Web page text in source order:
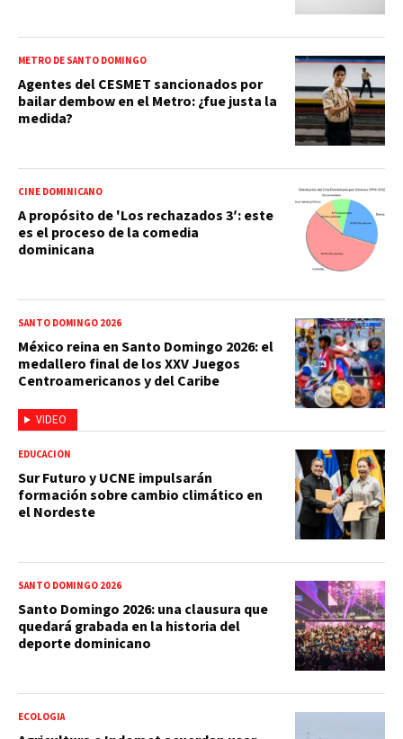
METRO DE SANTO DOMINGO
Agentes del CESMET sancionados por
bailar dembow en el Metro: ¿fue justa la
medida?
CINE DOMINICANO
A propósito de 'Los rechazados 3′: este
es el proceso de la comedia
dominicana
VIDEO
SANTO DOMINGO 2026
México reina en Santo Domingo 2026: el
medallero final de los XXV Juegos
Centroamericanos y del Caribe
EDUCACIÓN
Sur Futuro y UCNE impulsarán
formación sobre cambio climático en
el Nordeste
SANTO DOMINGO 2026
Santo Domingo 2026: una clausura que
quedará grabada en la historia del
deporte dominicano
ECOLOGIA